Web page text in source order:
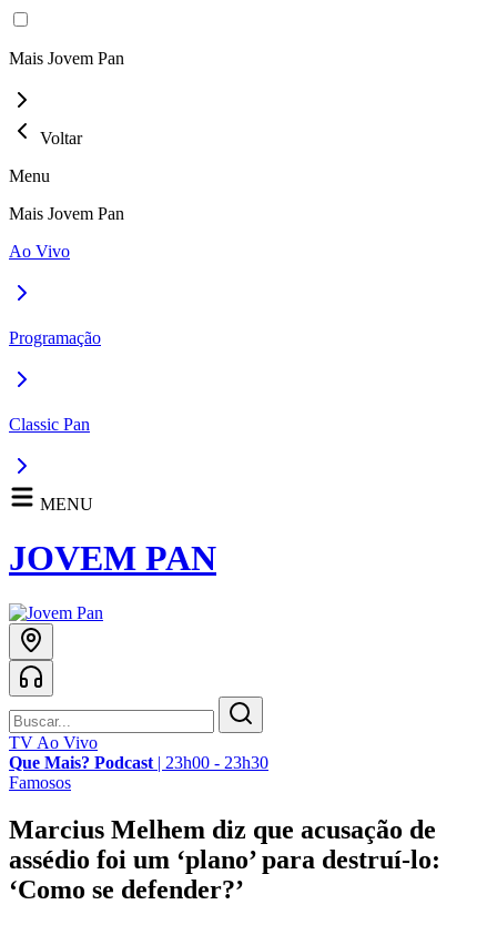
Mais Jovem Pan
Voltar
Menu
Mais Jovem Pan
Ao Vivo
Programação
Classic Pan
MENU
JOVEM PAN
TV Ao Vivo
Que Mais? Podcast | 23h00 - 23h30
Famosos
Marcius Melhem diz que acusação de
assédio foi um ‘plano’ para destruí-lo:
‘Como se defender?’